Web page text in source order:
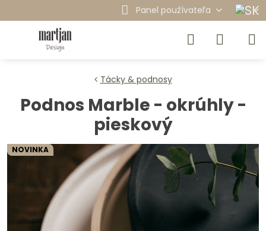
Panel používateľa
NOVINKA
Tácky & podnosy
Podnos Marble - okrúhly -
pieskový